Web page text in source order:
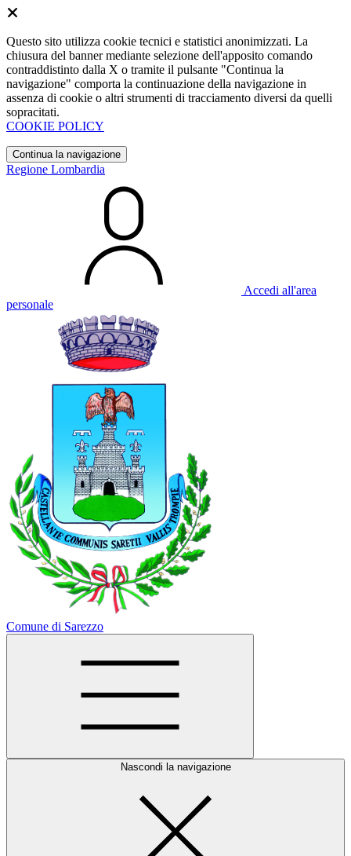
Questo sito utilizza cookie tecnici e statistici anonimizzati. La
chiusura del banner mediante selezione dell'apposito comando
contraddistinto dalla X o tramite il pulsante "Continua la
navigazione" comporta la continuazione della navigazione in
assenza di cookie o altri strumenti di tracciamento diversi da quelli
sopracitati.
COOKIE POLICY
Continua la navigazione
Regione Lombardia
Accedi all'area
personale
Comune di Sarezzo
Nascondi la navigazione